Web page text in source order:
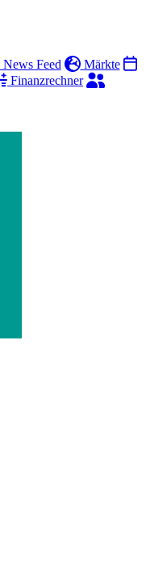
News Feed
Märkte
Finanzrechner